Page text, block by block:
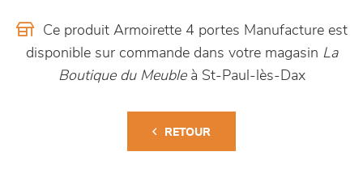
Ce produit Armoirette 4 portes Manufacture est
disponible sur commande dans votre magasin La
Boutique du Meubleà St-Paul-lès-Dax
RETOUR